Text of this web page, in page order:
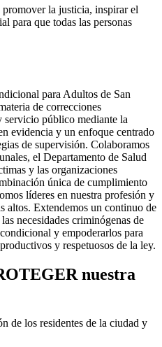
la justicia, inspirar el
para que todas las personas
para Adultos de San
de correcciones
servicio público mediante la
evidencia y un enfoque centrado
de supervisión. Colaboramos
el Departamento de Salud
y las organizaciones
única de cumplimiento
líderes en nuestra profesión y
altos. Extendemos un continuo de
necesidades criminógenas de
y empoderarlos para
y respetuosos de la ley.
nuestra
de los residentes de la ciudad y